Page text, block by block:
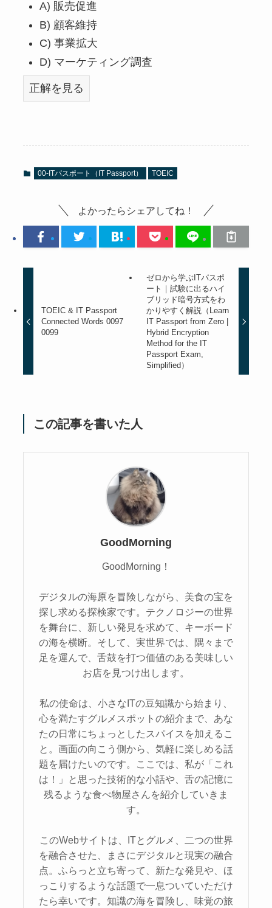
A) 販売促進
B) 顧客維持
C) 事業拡大
D) マーケティング調査
正解を見る
00-ITパスポート（IT Passport） TOEIC
よかったらシェアしてね！
TOEIC & IT Passport
Connected Words 0097
0099
ゼロから学ぶITパスポ
ート｜試験に出るハイ
ブリッド暗号方式をわ
かりやすく解説（Learn
IT Passport from Zero |
Hybrid Encryption
Method for the IT
Passport Exam,
Simplified）
この記事を書いた人
GoodMorning
GoodMorning！
デジタルの海原を冒険しながら、美食の宝を
探し求める探検家です。テクノロジーの世界
を舞台に、新しい発見を求めて、キーボード
の海を横断。そして、実世界では、隅々まで
足を運んで、舌鼓を打つ価値のある美味しい
お店を見つけ出します。
私の使命は、小さなITの豆知識から始まり、
心を満たすグルメスポットの紹介まで、あな
たの日常にちょっとしたスパイスを加えるこ
と。画面の向こう側から、気軽に楽しめる話
題を届けたいのです。ここでは、私が「これ
は！」と思った技術的な小話や、舌の記憶に
残るような食べ物屋さんを紹介していきま
す。
このWebサイトは、ITとグルメ、二つの世界
を融合させた、まさにデジタルと現実の融合
点。ふらっと立ち寄って、新たな発見や、ほ
っこりするような話題で一息ついていただけ
たら幸いです。知識の海を冒険し、味覚の旅